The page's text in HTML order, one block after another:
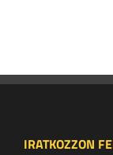
IRATKOZZON